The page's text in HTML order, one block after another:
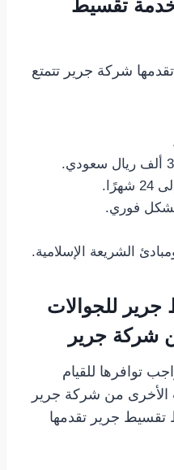
خدمة تقسيط
تقدمها شركة جرير تتمتع
فوري.
الشريعة الإسلامية.
للجوالات
شركة جرير
توافرها للقيام
الأخرى من شركة جرير
جرير تقدمها